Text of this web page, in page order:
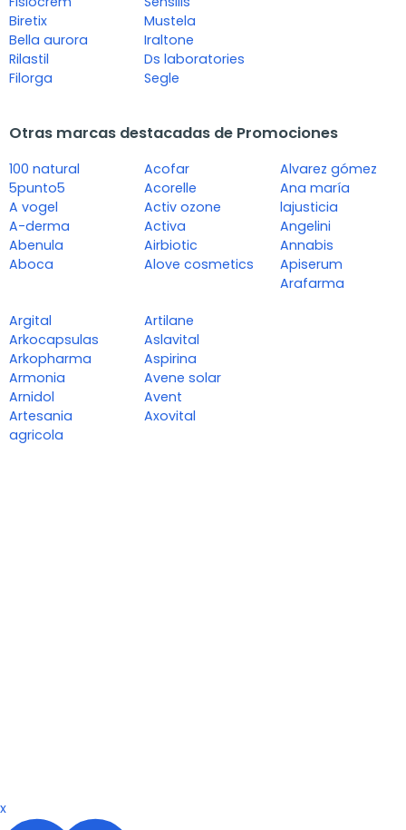
Biretix
Bella aurora
Rilastil
Filorga
Mustela
Iraltone
Ds laboratories
Segle
Otras marcas destacadas de Promociones
100 natural
5punto5
A vogel
A-derma
Abenula
Aboca
Acofar
Acorelle
Activ ozone
Activa
Airbiotic
Alove cosmetics
Alvarez gómez
Ana maría
lajusticia
Angelini
Annabis
Apiserum
Arafarma
Argital
Arkocapsulas
Arkopharma
Armonia
Arnidol
Artesania
agricola
Artilane
Aslavital
Aspirina
Avene solar
Avent
Axovital
x